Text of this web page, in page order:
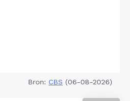
Bron: CBS (06-08-2026)